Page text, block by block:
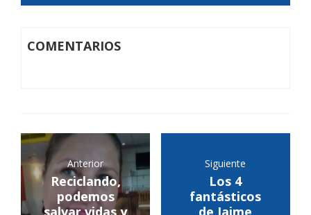
COMENTARIOS
Anterior
Reciclando,
podemos
Siguiente
Los 4
fantásticos